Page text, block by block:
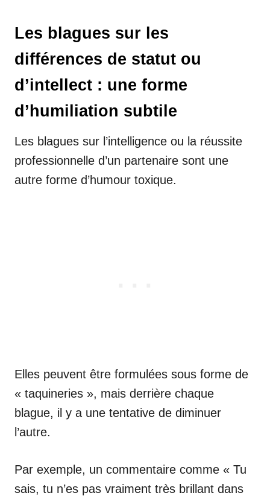
Les blagues sur les
différences de statut ou
d’intellect : une forme
d’humiliation subtile
Les blagues sur l’intelligence ou la réussite
professionnelle d’un partenaire sont une
autre forme d’humour toxique.
Elles peuvent être formulées sous forme de
« taquineries », mais derrière chaque
blague, il y a une tentative de diminuer
l’autre.
Par exemple, un commentaire comme « Tu
sais, tu n’es pas vraiment très brillant dans